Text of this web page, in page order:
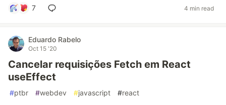
7 4 min read
Eduardo Rabelo
Oct 15 '20
Cancelar requisições Fetch em React
useEffect
#ptbr #webdev #javascript #react